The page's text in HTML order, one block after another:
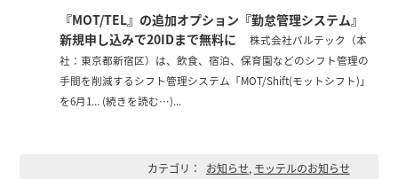
『MOT/TEL』の追加オプション『勤怠管理システム』
新規申し込みで20IDまで無料に
株式会社バルテック（本
社：東京都新宿区）は、飲食、宿泊、保育園などのシフト管理の
手間を削減するシフト管理システム「MOT/Shift(モットシフト)」
を6月1... (続きを読む…)...
カテゴリ： お知らせ, モッテルのお知らせ